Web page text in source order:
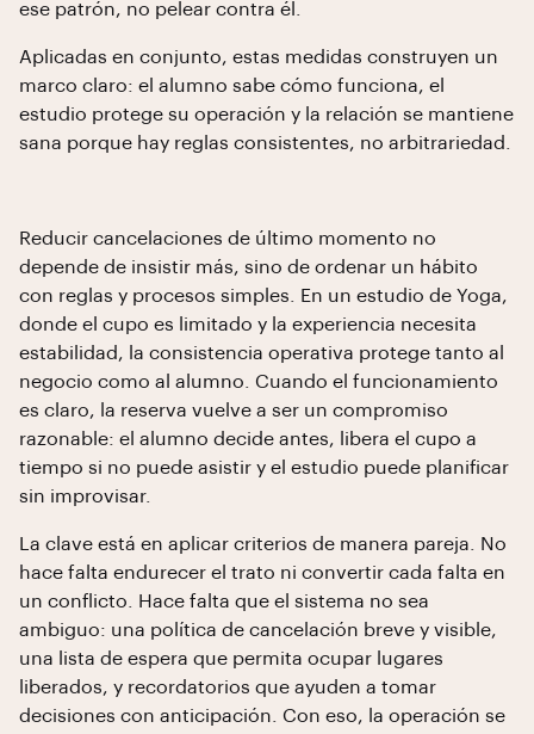
ese patrón, no pelear contra él.
Aplicadas en conjunto, estas medidas construyen un
marco claro: el alumno sabe cómo funciona, el
estudio protege su operación y la relación se mantiene
sana porque hay reglas consistentes, no arbitrariedad.
Reducir cancelaciones de último momento no
depende de insistir más, sino de ordenar un hábito
con reglas y procesos simples. En un estudio de Yoga,
donde el cupo es limitado y la experiencia necesita
estabilidad, la consistencia operativa protege tanto al
negocio como al alumno. Cuando el funcionamiento
es claro, la reserva vuelve a ser un compromiso
razonable: el alumno decide antes, libera el cupo a
tiempo si no puede asistir y el estudio puede planificar
sin improvisar.
La clave está en aplicar criterios de manera pareja. No
hace falta endurecer el trato ni convertir cada falta en
un conflicto. Hace falta que el sistema no sea
ambiguo: una política de cancelación breve y visible,
una lista de espera que permita ocupar lugares
liberados, y recordatorios que ayuden a tomar
decisiones con anticipación. Con eso, la operación se